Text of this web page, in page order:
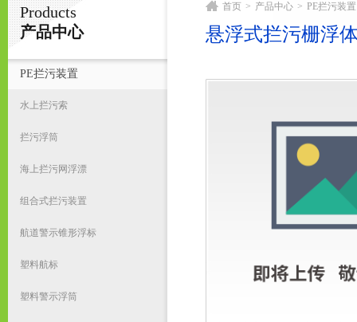
宁波君益塑业有限公司
Products
产品中心
PE拦污装置
水上拦污索
拦污浮筒
海上拦污网浮漂
组合式拦污装置
航道警示锥形浮标
塑料航标
塑料警示浮筒
首页 > 产品中心 > PE拦污装置
悬浮式拦污栅浮